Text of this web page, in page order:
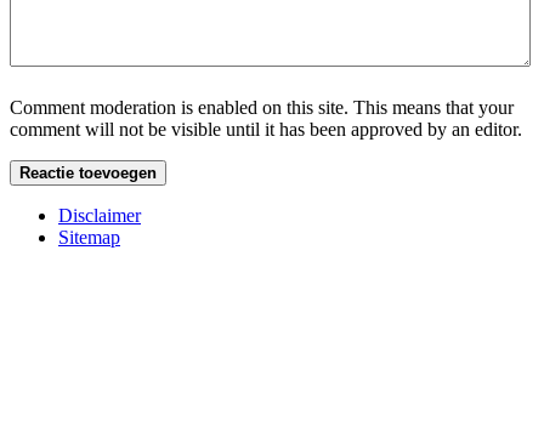
Comment moderation is enabled on this site. This means that your
comment will not be visible until it has been approved by an editor.
Disclaimer
Sitemap